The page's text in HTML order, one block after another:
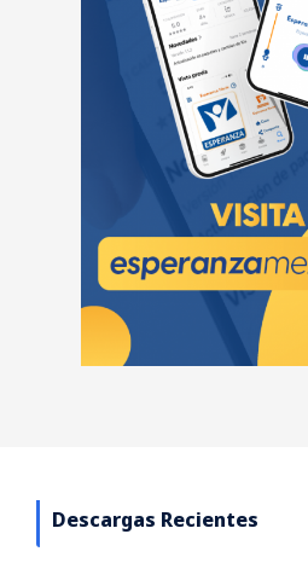
Descargas Recientes